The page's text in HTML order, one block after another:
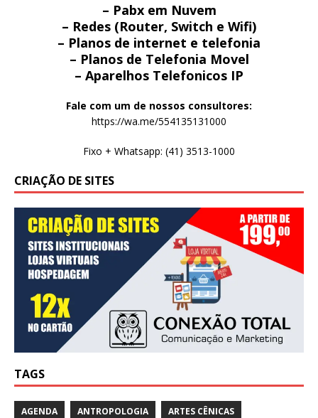
– Pabx em Nuvem
– Redes (Router, Switch e Wifi)
– Planos de internet e telefonia
– Planos de Telefonia Movel
– Aparelhos Telefonicos IP
Fale com um de nossos consultores:
https://wa.me/554135131000
Fixo + Whatsapp: (41) 3513-1000
CRIAÇÃO DE SITES
TAGS
AGENDA ANTROPOLOGIA ARTES CÊNICAS